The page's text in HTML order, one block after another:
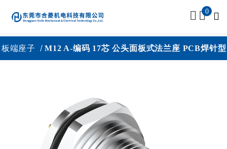
0
端座子 M12 A-编码 17芯 公头面板式法兰座 PCB焊针型